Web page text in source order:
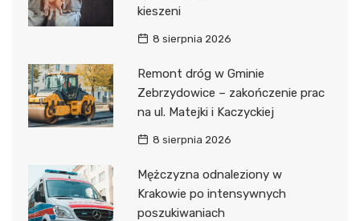
kieszeni
8 sierpnia 2026
Remont dróg w Gminie
Zebrzydowice – zakończenie prac
na ul. Matejki i Kaczyckiej
8 sierpnia 2026
Mężczyzna odnaleziony w
Krakowie po intensywnych
poszukiwaniach